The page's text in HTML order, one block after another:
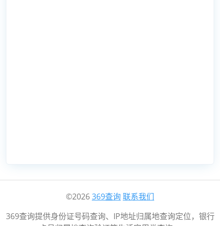
©2026369查询 联系我们
369查询提供身份证号码查询、IP地址归属地查询定位，银行